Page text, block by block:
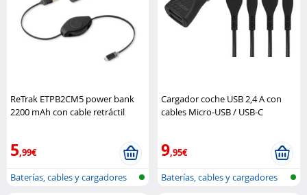
ReTrak ETPB2CM5 power bank
2200 mAh con cable retráctil
5,99€
Baterías, cables y cargadores
Cargador coche USB 2,4 A con
cables Micro-USB / USB-C
9,95€
Baterías, cables y cargadores